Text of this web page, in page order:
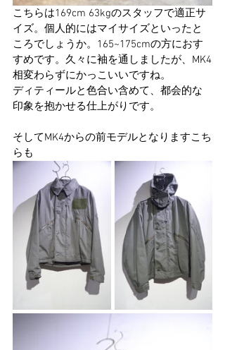
こちらは169cm 63kgのスタッフで適正サ
イズ。個人的にはマイサイズといったと
ころでしょうか。165~175cmの方におす
すめです。久々に袖を通しましたが、MK4
相変わらずにかっこいいですね。
ディティールと色合い含めて、都会的な
印象を抱かせる仕上がりです。
そしてMK4からの前モデルとなりますこち
らも